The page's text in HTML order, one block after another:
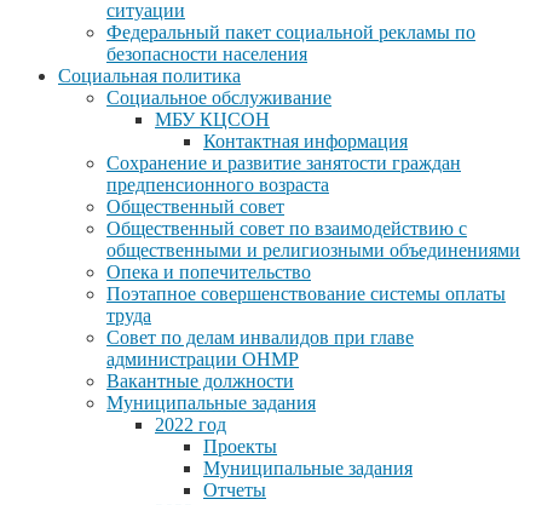
ситуации
Федеральный пакет социальной рекламы по
безопасности населения
Социальная политика
Социальное обслуживание
МБУ КЦСОН
Контактная информация
Сохранение и развитие занятости граждан
предпенсионного возраста
Общественный совет
Общественный совет по взаимодействию с
общественными и религиозными объединениями
Опека и попечительство
Поэтапное совершенствование системы оплаты
труда
Совет по делам инвалидов при главе
администрации ОНМР
Вакантные должности
Муниципальные задания
2022 год
Проекты
Муниципальные задания
Отчеты